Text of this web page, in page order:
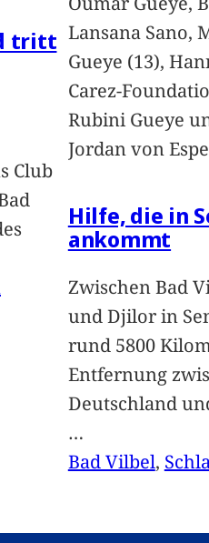
tritt
Club
Lansana Sano,
Gueye (13),
Carez-
Rubini Gueye
Jordan von
Hilfe, die in
ankommt
Zwischen Bad
und Djilor in
rund 5800
Entfernung
Deutschland
…
Bad Vilbel,